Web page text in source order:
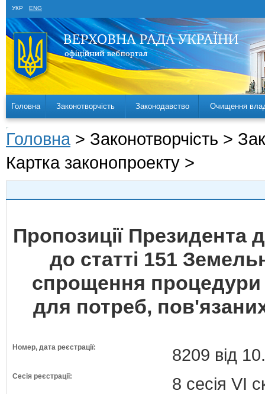
УКР ENG
Головна Законотворчість Законодавство Очищення
Головна > Законотворчість >
Картка законопроекту >
Пропозиції Президента
до статті 151
спрощення процедури
для потреб,
Номер, дата реєстрації: 8209 від
Сесія реєстрації: 8 сесія VI